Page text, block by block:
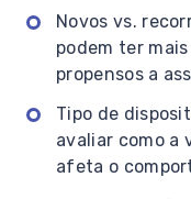
Novos vs.
podem ter
propensos a
Tipo de
avaliar como a
afeta o